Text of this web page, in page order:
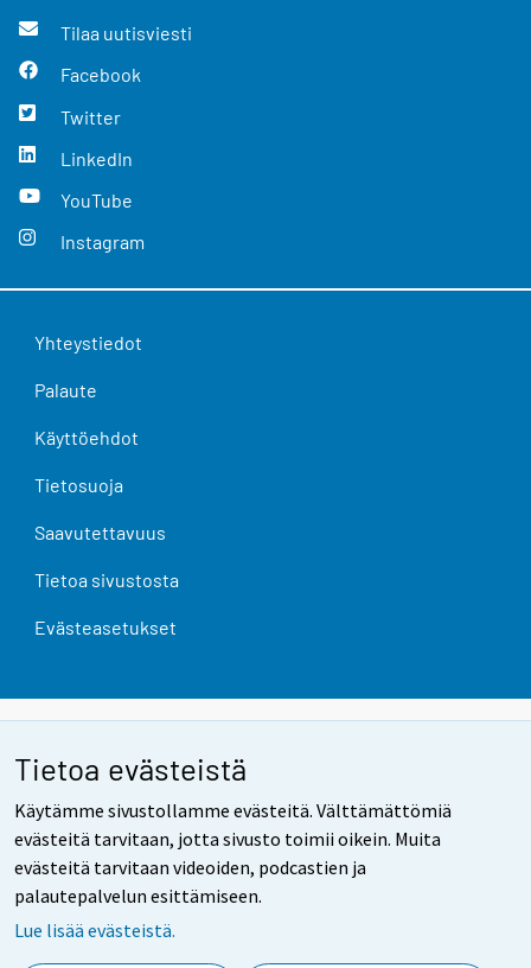
Tietoa evästeistä
Käytämme sivustollamme evästeitä. Välttämättömiä
evästeitä tarvitaan, jotta sivusto toimii oikein. Muita
evästeitä tarvitaan videoiden, podcastien ja
palautepalvelun esittämiseen.
Lue lisää evästeistä.
Tilaa uutisviesti
Facebook
Twitter
LinkedIn
YouTube
Instagram
Yhteystiedot
Palaute
Käyttöehdot
Tietosuoja
Saavutettavuus
Tietoa sivustosta
Evästeasetukset